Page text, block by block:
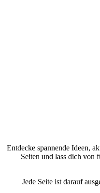
Entdecke spannende Ideen,
Seiten und lass dich von
Jede Seite ist darauf